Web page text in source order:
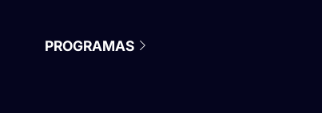
PROGRAMAS